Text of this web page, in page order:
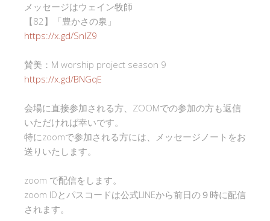
メッセージはウェイン牧師
【82】「豊かさの泉」
https://x.gd/SnlZ9
賛美：M worship project season 9
https://x.gd/BNGqE
会場に直接参加される方、ZOOMでの参加の方も返信
いただければ幸いです。
特にzoomで参加される方には、メッセージノートをお
送りいたします。
zoom で配信をします。
zoom IDとパスコードは公式LINEから前日の９時に配信
されます。